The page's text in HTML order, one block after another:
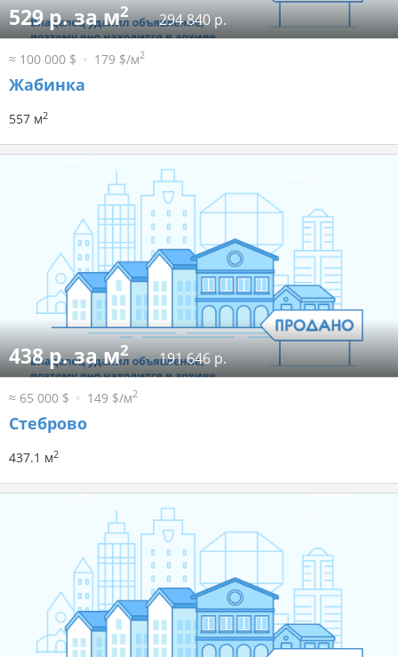
529 р. за м2 294 840 р.
≈ 100 000 $ 179 $/м2
Жабинка
557 м2
438 р. за м2 191 646 р.
≈ 65 000 $ 149 $/м2
Стеброво
437.1 м2